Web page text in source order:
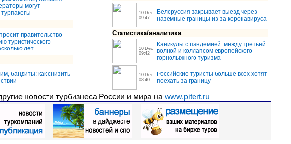
могут
правительство
туристического
лет
бандиты: как снизить
10 Dec
09:47
Белоруссия закрывает выезд через
наземные границы из-за коронавируса
Статистика/аналитика
10 Dec
09:42
Каникулы с пандемией: между третьей
волной и коллапсом европейского
горнолыжного туризма
10 Dec
08:40
Российские туристы больше всех хотят
поехать за границу
новости турбизнеса России и мира на www.pitert.ru